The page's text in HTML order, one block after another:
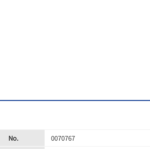
No.
0070767